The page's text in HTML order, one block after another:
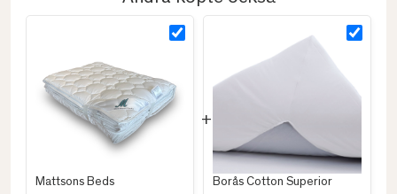
Mattsons Beds
Borås Cotton Superior